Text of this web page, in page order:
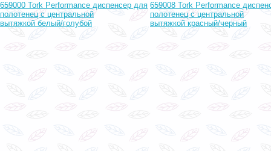
659000 Tork Performance диспенсер для
полотенец с центральной
вытяжкой белый/голубой
659008 Tork Performance
полотенец с центральной
вытяжкой красный/черный